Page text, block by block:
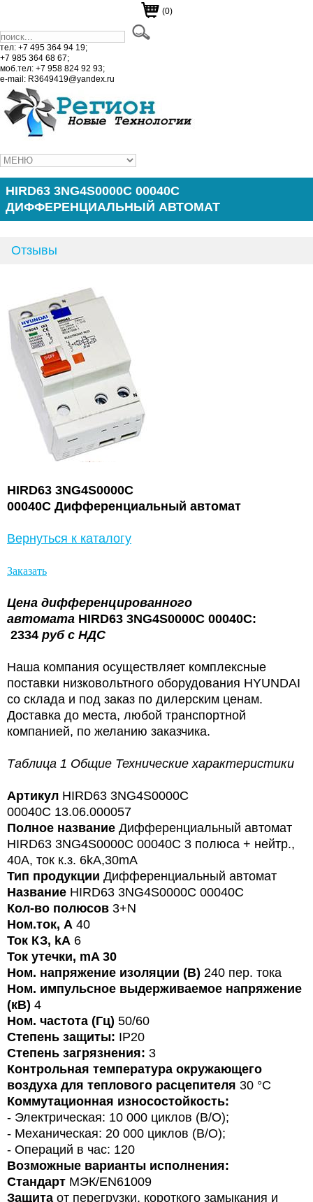
(0)
тел: +7 495 364 94 19;
+7 985 364 68 67;
моб.тел: +7 958 824 92 93;
e-mail: R3649419@yandex.ru
HIRD63 3NG4S0000C 00040C
ДИФФЕРЕНЦИАЛЬНЫЙ АВТОМАТ
Отзывы
HIRD63 3NG4S0000C
00040C Дифференциальный автомат
Вернуться к каталогу
Заказать
Цена дифференцированного
автомата HIRD63 3NG4S0000C 00040C:
2334 руб с НДС
Наша компания осуществляет комплексные
поставки низковольтного оборудования HYUNDAI
со склада и под заказ по дилерским ценам.
Доставка до места, любой транспортной
компанией, по желанию заказчика.
Таблица 1 Общие Технические характеристики
Артикул HIRD63 3NG4S0000C
00040C 13.06.000057
Полное название Дифференциальный автомат
HIRD63 3NG4S0000C 00040C 3 полюса + нейтр.,
40A, ток к.з. 6kA,30mA
Тип продукции Дифференциальный автомат
Название HIRD63 3NG4S0000C 00040C
Кол-во полюсов 3+N
Ном.ток, А 40
Ток КЗ, kA 6
Ток утечки, mA 30
Ном. напряжение изоляции (В) 240 пер. тока
Ном. импульсное выдерживаемое напряжение
(кВ) 4
Ном. частота (Гц) 50/60
Степень защиты: IP20
Степень загрязнения: 3
Контрольная температура окружающего
воздуха для теплового расцепителя 30 °C
Коммутационная износостойкость:
- Электрическая: 10 000 циклов (В/О);
- Механическая: 20 000 циклов (В/О);
- Операций в час: 120
Возможные варианты исполнения:
Стандарт МЭК/EN61009
Защита от перегрузки, короткого замыкания и